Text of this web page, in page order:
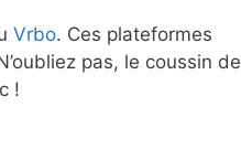
Vrbo. Ces plateformes
pas, le coussin de
!